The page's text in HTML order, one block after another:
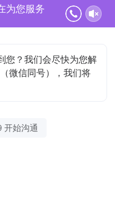
为您服务
您？我们会尽快为您解
微信同号），我们将
开始沟通